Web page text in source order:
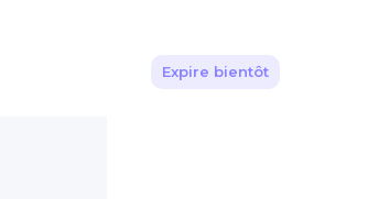
Expire bientôt